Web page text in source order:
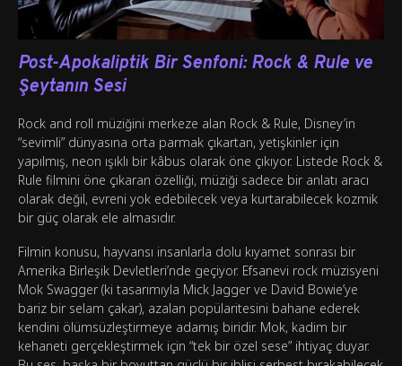
Post-Apokaliptik Bir Senfoni: Rock & Rule ve
Şeytanın Sesi
Rock and roll müziğini merkeze alan Rock & Rule, Disney’in
“sevimli” dünyasına orta parmak çıkartan, yetişkinler için
yapılmış, neon ışıklı bir kâbus olarak öne çıkıyor. Listede Rock &
Rule filmini öne çıkaran özelliği, müziği sadece bir anlatı aracı
olarak değil, evreni yok edebilecek veya kurtarabilecek kozmik
bir güç olarak ele almasıdır.
Filmin konusu, hayvansı insanlarla dolu kıyamet sonrası bir
Amerika Birleşik Devletleri’nde geçiyor. Efsanevi rock müzisyeni
Mok Swagger (ki tasarımıyla Mick Jagger ve David Bowie’ye
bariz bir selam çakar), azalan popülaritesini bahane ederek
kendini ölümsüzleştirmeye adamış biridir. Mok, kadim bir
kehaneti gerçekleştirmek için “tek bir özel sese” ihtiyaç duyar.